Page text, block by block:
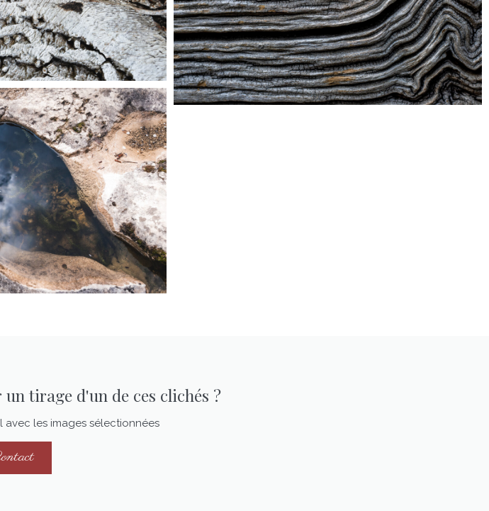
tirage d'un de ces clichés ?
avec les images sélectionnées